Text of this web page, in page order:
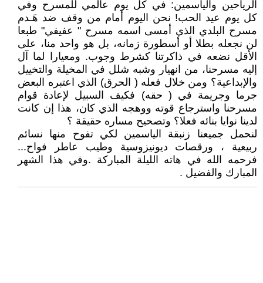
الرياحين والياسمين: في كل يوم عالمي للمسرح وفي
كل يوم عيد الحب! نحن اليوم أمام من وقف ضد هَـدم
مسرح البلدي الذي أمسى اسمه مسرح " عفيفي" طبعا
لن نجعله بطلا أو أسطورة زمانه، بل هو واحد منا، على
الأقل نضعه في ذاكرتنا كشرط وجوب. ومعيارا لما آل
إليه مسرحنا، من انهيار وشبه شلل في المخيلة والتخييل
والإبداعية؟ ومن خلال فعله ( الحرق) الذي اعتبره البعض
جرما وجريمة في ( حقه) فكيف السبيل لإعادة قوام
مسرحنا واسترجاع قوته ووهجه الذي كان، هذا إن كانت
لدينا نوايا بنائه فعلا؟ وتصحيح مساره حقيقة ؟
لنحمل جميعنا زنبقة الياسمين لكي تفوح منها نسائم
ربيعية ، ورقصات ديونيزوسية وطيب عاطر فواح...
فرحمه الله في هاته الليلة المباركة .وفي هذا الشهر
المبارك والفضيل .